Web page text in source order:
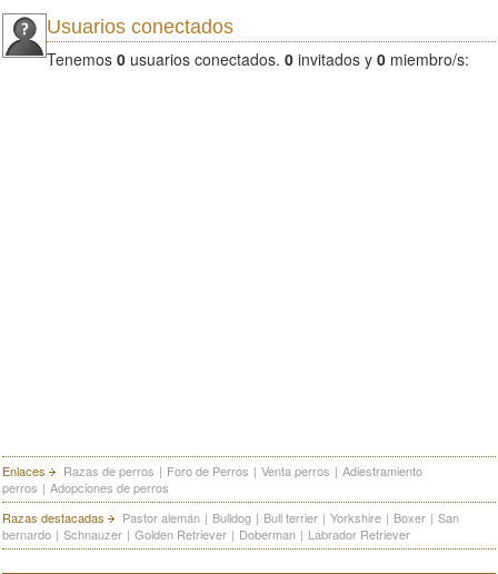
Usuarios conectados
Tenemos 0 usuarios conectados. 0 invitados y 0 miembro/s:
Enlaces Razas de perros | Foro de Perros | Venta perros | Adiestramiento
perros | Adopciones de perros
Razas destacadas
Pastor alemán | Bulldog | Bull terrier | Yorkshire | Boxer | San
bernardo | Schnauzer | Golden Retriever | Doberman | Labrador Retriever